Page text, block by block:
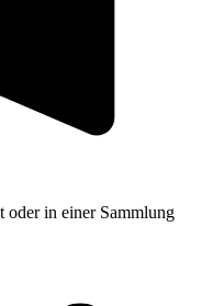
oder in einer Sammlung